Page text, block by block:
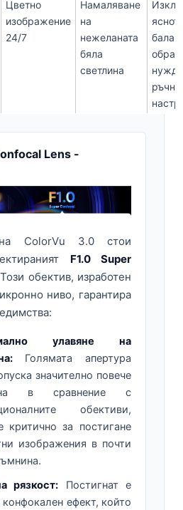
Цветно
изображение
24/7
Намаляване
на
нежеланата
бяла
светлина
образ
ръчни
Lens -
ColorVu 3.0 стои
F1.0 Super
обектив, изработен
ниво, гарантира
улавяне на
Голямата апертура
значително повече
в сравнение с
обективи,
критично за постигане
изображения в почти
рязкост: Постигнат е
ефект, който